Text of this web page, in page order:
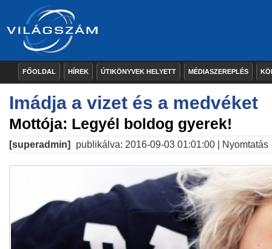
FŐOLDAL HÍREK ÚTIKÖNYVEK HELYETT MÉDIASZEREPLÉS
Imádja a vizet és a medvéket
Mottója: Legyél boldog gyerek!
[superadmin] publikálva: 2016-09-03 01:01:00 | Nyomtatás